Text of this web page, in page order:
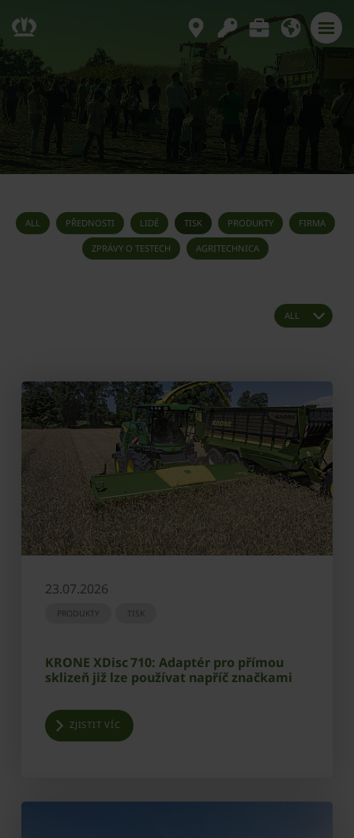
ALL PŘEDNOSTI LIDÉ TISK PRODUKTY FIRMA
ZPRÁVY O TESTECH AGRITECHNICA
23.07.2026
PRODUKTY TISK
KRONE XDisc 710: Adaptér pro přímou
sklizeň již lze používat napříč značkami
ZJISTIT VÍC